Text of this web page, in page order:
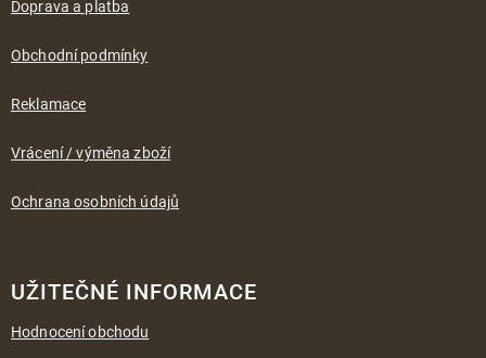
Doprava a platba
Obchodní podmínky
Reklamace
Vrácení / výměna zboží
Ochrana osobních údajů
UŽITEČNÉ INFORMACE
Hodnocení obchodu